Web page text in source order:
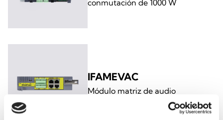
conmutación de 1000 W
IFAMEVAC
Módulo matriz de audio